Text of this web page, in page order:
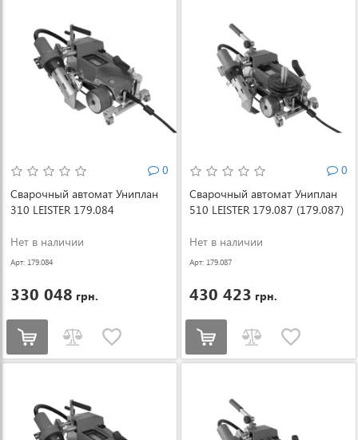
0
Сварочный автомат Униплан
310 LEISTER 179.084
Нет в наличии
Арт: 179.084
330 048 грн.
0
Сварочный автомат Униплан
510 LEISTER 179.087 (179.087)
Нет в наличии
Арт: 179.087
430 423 грн.